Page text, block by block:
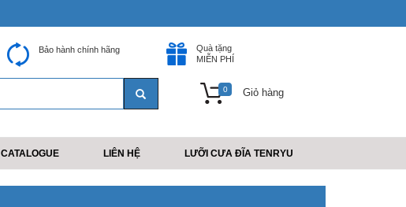
Bảo hành chính hãng
Quà tặng
MIỄN PHÍ
0 Giỏ hàng
CATALOGUE LIÊN HỆ LƯỠI CƯA ĐĨA TENRYU